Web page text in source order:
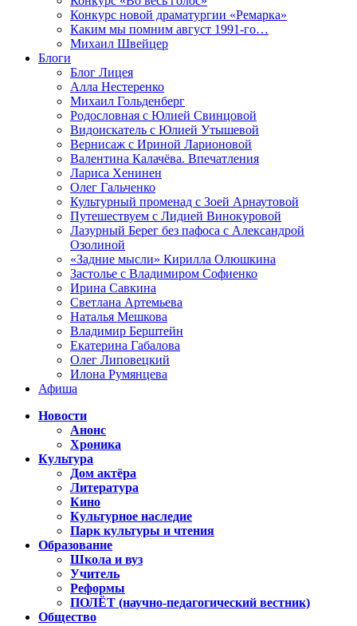
Конкурс новой драматургии «Ремарка»
Каким мы помним август 1991-го…
Михаил Швейцер
Блоги
Блог Лицея
Алла Нестеренко
Михаил Гольденберг
Родословная с Юлией Свинцовой
Видоискатель с Юлией Утышевой
Вернисаж с Ириной Ларионовой
Валентина Калачёва. Впечатления
Лариса Хенинен
Олег Гальченко
Культурный променад с Зоей Арнаутовой
Путешествуем с Лидией Винокуровой
Лазурный Берег без пафоса с Александрой
Озолиной
«Задние мысли» Кирилла Олюшкина
Застолье с Владимиром Софиенко
Ирина Савкина
Светлана Артемьева
Наталья Мешкова
Владимир Берштейн
Екатерина Габалова
Олег Липовецкий
Илона Румянцева
Афиша
Новости
Анонс
Хроника
Культура
Дом актёра
Литература
Кино
Культурное наследие
Парк культуры и чтения
Образование
Школа и вуз
Учитель
Реформы
ПОЛЁТ (научно-педагогический вестник)
Общество